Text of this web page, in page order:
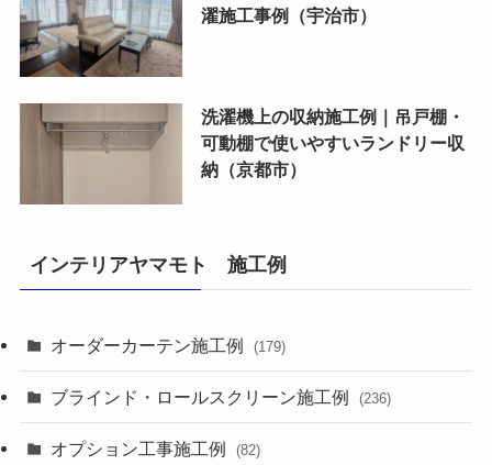
濯施工事例（宇治市）
洗濯機上の収納施工例｜吊戸棚・
可動棚で使いやすいランドリー収
納（京都市）
インテリアヤマモト 施工例
オーダーカーテン施工例 (179)
ブラインド・ロールスクリーン施工例 (236)
オプション工事施工例 (82)